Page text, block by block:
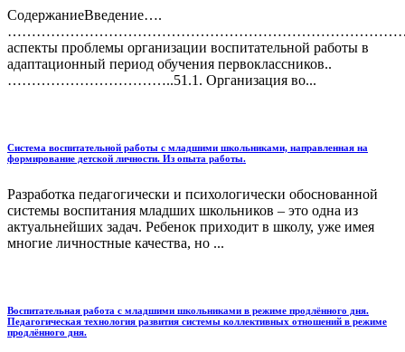
СодержаниеВведение….
аспекты проблемы организации воспитательной работы в
адаптационный период обучения первоклассников..
……………………………..51.1. Организация во...
Система воспитательной работы с младшими школьниками, направленная на
формирование детской личности. Из опыта работы.
Разработка педагогически и психологически обоснованной
системы воспитания младших школьников – это одна из
актуальнейших задач. Ребенок приходит в школу, уже имея
многие личностные качества, но ...
Воспитательная работа с младшими школьниками в режиме продлённого дня.
Педагогическая технология развития системы коллективных отношений в режиме
продлённого дня.